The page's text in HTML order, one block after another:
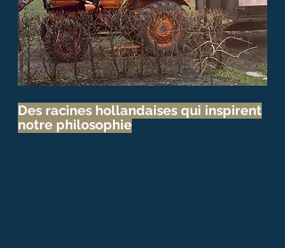
Des racines hollandaises qui inspirent
notre philosophie